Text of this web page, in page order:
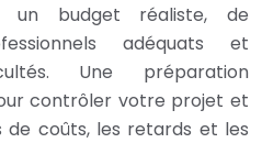
un budget réaliste, de
adéquats et
Une préparation
contrôler votre projet et
de coûts, les retards et les